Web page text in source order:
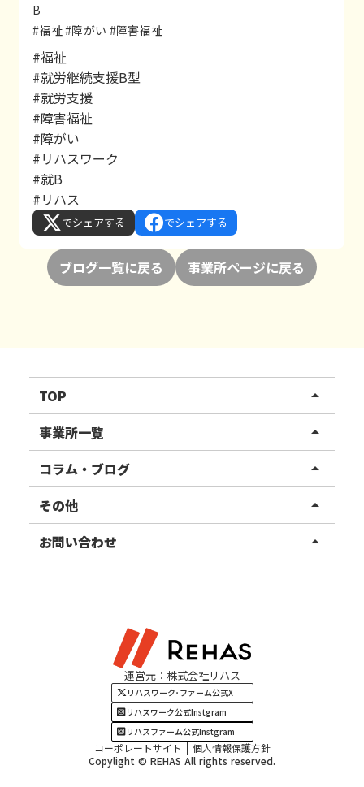
B
#福祉#障がい #障害福祉
#福祉
#就労継続支援B型
#就労支援
#障害福祉
#障がい
#リハスワーク
#就B
#リハス
でシェアする でシェアする
ブログ一覧に戻る 事業所ページに戻る
TOP arrow_drop_up
リハスワーク
リハスファーム
事業所一覧 arrow_drop_up
関東エリア
東北エリア
甲信越エリア
四国・九州エリア
コラム・ブログ arrow_drop_up
事業所ブログ
ご利用者様の声
その他 arrow_drop_up
お知らせ
お問い合わせ arrow_drop_up
運営元：株式会社リハス
リハスワーク･ファーム公式X
リハスワーク公式Instgram
リハスファーム公式Instgram
コーポレートサイト
個人情報保護方針
Copylight © REHAS All rights reserved.